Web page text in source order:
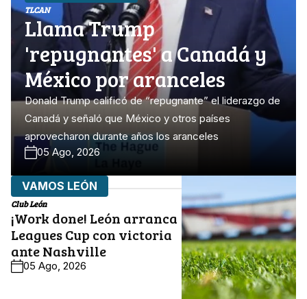
TLCAN
Llama Trump
'repugnantes' a Canadá y
México por aranceles
Donald Trump calificó de “repugnante” el liderazgo de
Canadá y señaló que México y otros países
aprovecharon durante años los aranceles
05 Ago, 2026
VAMOS LEÓN
Club León
¡Work done! León arranca
Leagues Cup con victoria
ante Nashville
05 Ago, 2026